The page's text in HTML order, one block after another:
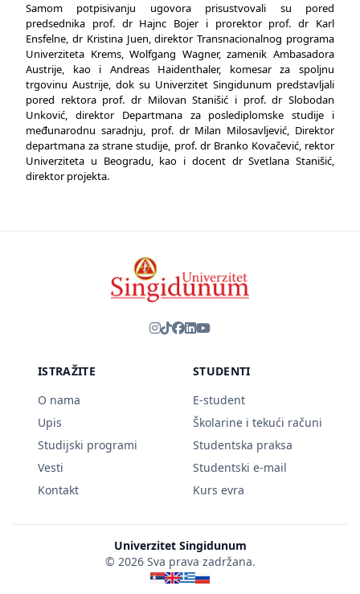
Samom potpisivanju ugovora prisustvovali su pored
predsednika prof. dr Hajnc Bojer i prorektor prof. dr Karl
Ensfelne, dr Kristina Juen, direktor Transnacionalnog programa
Univerziteta Krems, Wolfgang Wagner, zamenik Ambasadora
Austrije, kao i Andreas Haidenthaler, komesar za spoljnu
trgovinu Austrije, dok su Univerzitet Singidunum predstavljali
pored rektora prof. dr Milovan Stanišić i prof. dr Slobodan
Unković, direktor Departmana za poslediplomske studije i
međunarodnu saradnju, prof. dr Milan Milosavljević, Direktor
departmana za strane studije, prof. dr Branko Kovačević, rektor
Univerziteta u Beogradu, kao i docent dr Svetlana Stanišić,
direktor projekta.
ISTRAŽITE
O nama
Upis
Studijski programi
Vesti
Kontakt
STUDENTI
E-student
Školarine i tekući računi
Studentska praksa
Studentski e-mail
Kurs evra
Univerzitet Singidunum
© 2026 Sva prava zadržana.